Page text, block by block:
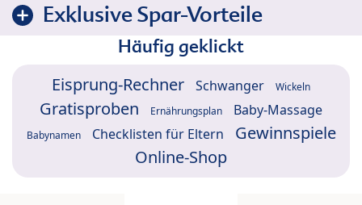
Exklusive Spar-Vorteile
Häufig geklickt
Eisprung-Rechner Schwanger Wickeln
Gratisproben Ernährungsplan Baby-Massage
Babynamen Checklisten für Eltern
Gewinnspiele
Online-Shop